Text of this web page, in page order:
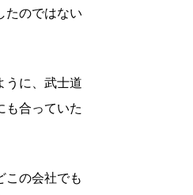
たのではない
うに、武士道
も合っていた
この会社でも